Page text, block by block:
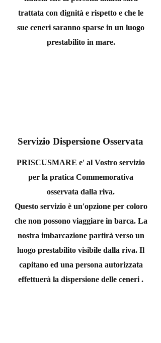
trattata con dignità e rispetto e che le
sue ceneri saranno sparse in un luogo
prestabilito in mare.
Servizio Dispersione Osservata
PRISCUSMARE e' al Vostro servizio
per la pratica Commemorativa
osservata dalla riva.
Questo servizio è un'opzione per coloro
che non possono viaggiare in barca. La
nostra imbarcazione partirà verso un
luogo prestabilito visibile dalla riva. Il
capitano ed una persona autorizzata
effettuerà la dispersione delle ceneri .